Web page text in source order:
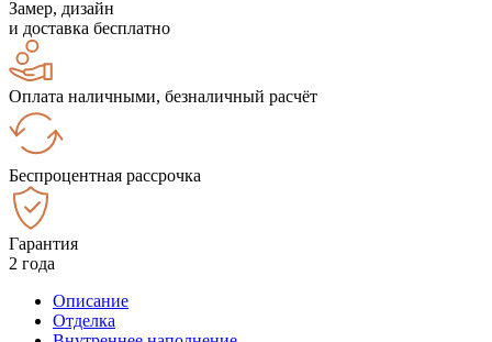
Замер, дизайн
и доставка бесплатно
Оплата наличными, безналичный расчёт
Беспроцентная рассрочка
Гарантия
2 года
Описание
Отделка